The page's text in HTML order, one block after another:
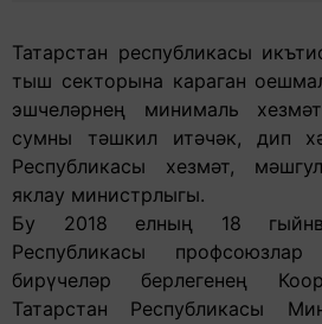
Татарстан республикасы
тыш секторына караган
эшчеләрнең минималь
сумны тәшкил итәчәк, дип
Республикасы хезмәт,
яклау министрлыгы.
Бу 2018 елның 18
Республикасы
бирүчеләр берлегенең
Татарстан Республикасы